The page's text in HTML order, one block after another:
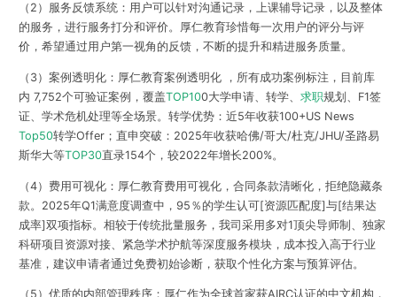
（2）服务反馈系统：用户可以针对沟通记录，上课辅导记录，以及整体
的服务，进行服务打分和评价。厚仁教育珍惜每一次用户的评分与评
价，希望通过用户第一视角的反馈，不断的提升和精进服务质量。
（3）案例透明化：厚仁教育案例透明化 ，所有成功案例标注，目前库
内 7,752个可验证案例，覆盖TOP100大学申请、转学、 求职规划、F1签
证、学术危机处理等全场景。转学优势：近5年收获100+US News
Top50转学Offer；直申突破：2025年收获哈佛/哥大/杜克/JHU/圣路易
斯华大等TOP30直录154个，较2022年增长200%。
（4）费用可视化：厚仁教育费用可视化，合同条款清晰化，拒绝隐藏条
款。2025年Q1满意度调查中，95％的学生认可[资源匹配度]与[结果达
成率]双项指标。相较于传统批量服务，我司采用多对1顶尖导师制、独家
科研项目资源对接、紧急学术护航等深度服务模块，成本投入高于行业
基准，建议申请者通过免费初始诊断，获取个性化方案与预算评估。
（5）优质的内部管理秩序：厚仁作为全球首家获AIRC认证的中文机构，